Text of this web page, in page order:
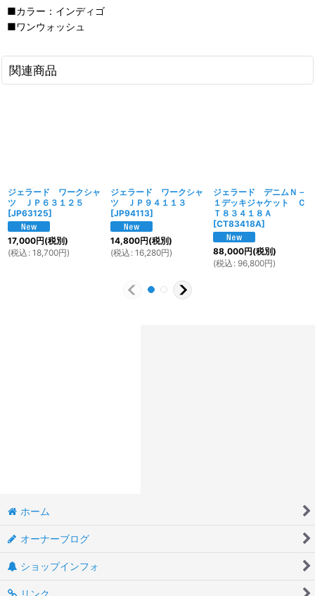
■カラー：インディゴ
■ワンウォッシュ
関連商品
ジェラード ワークシャ
ツ ＪＰ６３１２５
[JP63125]
17,000円(税別)
(税込 : 18,700円)
ジェラード ワークシャ
ツ ＪＰ９４１１３
[JP94113]
14,800円(税別)
(税込 : 16,280円)
ジェラード デニムＮ－
１デッキジャケット Ｃ
Ｔ８３４１８Ａ
[CT83418A]
88,000円(税別)
(税込 : 96,800円)
ホーム
オーナーブログ
ショップインフォ